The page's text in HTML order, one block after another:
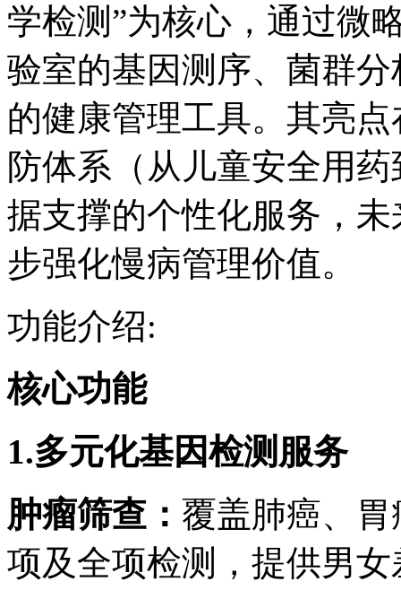
学检测”为核心，通过微
验室的基因测序、菌群
的健康管理工具。其亮
防体系（从儿童安全用
据支撑的个性化服务，
步强化慢病管理价值。
功能介绍:
核心功能
1.多元化基因检测服务
肿瘤筛查 ： 覆盖肺癌、
项及全项检测，提供男